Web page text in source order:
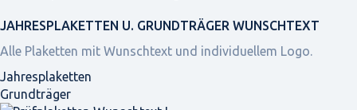
JAHRES­PLAKETTEN U. GRUNDTRÄGER WUNSCHTEXT
Alle Plaketten mit Wunschtext und individuellem Logo.
Jahresplaketten
Grundträger